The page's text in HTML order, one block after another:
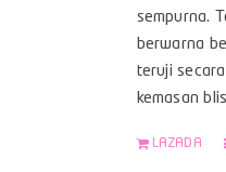
sempurna.
berwarna
teruji
kemasan
LAZADA